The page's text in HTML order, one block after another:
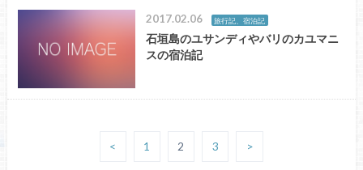
2017.02.06 旅行記、宿泊記
石垣島のユサンディやバリのカユマニ
スの宿泊記
< 1 2 3 >